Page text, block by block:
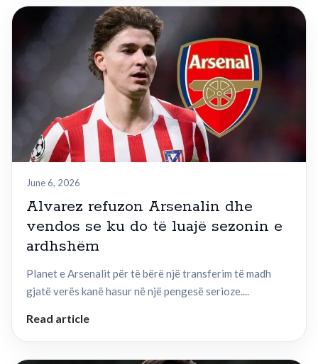
June 6, 2026
Alvarez refuzon Arsenalin dhe
vendos se ku do të luajë sezonin e
ardhshëm
Planet e Arsenalit për të bërë një transferim të madh
gjatë verës kanë hasur në një pengesë serioze....
Read article